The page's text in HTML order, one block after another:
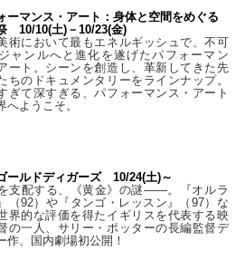
ーマンス・アート：身体と空間をめぐる
10/10(土)－10/23(金)
術において最もエネルギッシュで、不可
ャンルへと進化を遂げたパフォーマン
ート。シーンを創造し、革新してきた先
ちのドキュメンタリーをラインナップ。
ぎて深すぎる、パフォーマンス・アート
へようこそ。
ールドディガーズ 10/24(土)～
支配する、《黄金》の謎――。『オルラ
（92）や『タンゴ・レッスン』（97）な
界的な評価を得たイギリスを代表する映
の一人、サリー・ポッターの長編監督デ
作、国内劇場初公開！